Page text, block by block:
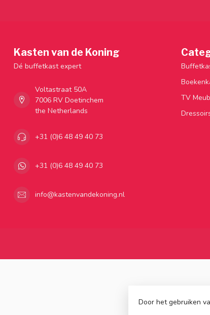
Kasten van de Koning
Dé buffetkast expert
Voltastraat 50A
7006 RV Doetinchem
the Netherlands
+31 (0)6 48 49 40 73
+31 (0)6 48 49 40 73
info@kastenvandekoning.nl
TV
©
Door het gebruiken